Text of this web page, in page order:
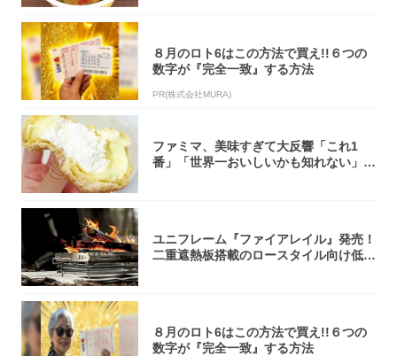
８月のロト6はこの方法で買え!!６つの
数字が『完全一致』する方法
PR(株式会社MURA)
ファミマ、美味すぎて大反響「これ1
番」「世界一おいしいかも知れない」
ユニフレーム『ファイアレイル』発売！
二重遮熱板搭載のロースタイル向け低型
８月のロト6はこの方法で買え!!６つの
数字が『完全一致』する方法